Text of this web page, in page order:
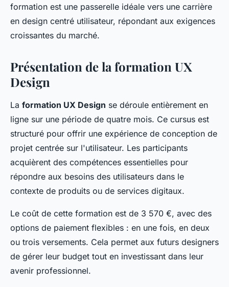
formation est une passerelle idéale vers une carrière
en design centré utilisateur, répondant aux exigences
croissantes du marché.
Présentation de la formation UX
Design
La formation UX Design se déroule entièrement en
ligne sur une période de quatre mois. Ce cursus est
structuré pour offrir une expérience de conception de
projet centrée sur l'utilisateur. Les participants
acquièrent des compétences essentielles pour
répondre aux besoins des utilisateurs dans le
contexte de produits ou de services digitaux.
Le coût de cette formation est de 3 570 €, avec des
options de paiement flexibles : en une fois, en deux
ou trois versements. Cela permet aux futurs designers
de gérer leur budget tout en investissant dans leur
avenir professionnel.